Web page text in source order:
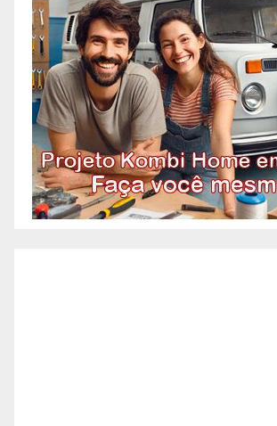
98687-2000 se você está
pensando em reformar ou pintar
a fachada da sua empresa,
condomínio ou